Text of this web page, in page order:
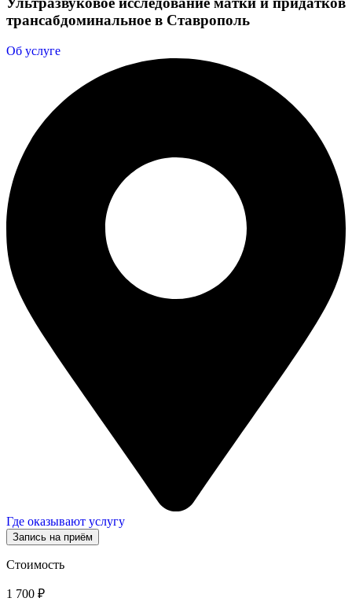
трансабдоминальное в Ставрополь
Об услуге
Где оказывают услугу
Запись на приём
Стоимость
1 700 ₽